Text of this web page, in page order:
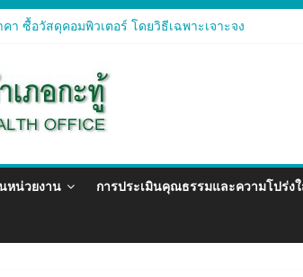
า ซื้อวัสดุคอมพิวเตอร์ โดยวิธีเฉพาะเจาะจง
อวัสดุงานบ้านงานครัว โดยวิธีเฉพาะเจาะจง
า ซื้อวัสดุสำนักงาน โดยวิธีเฉพาะเจาะจง
หน่วยงาน การประเมินคุณธรรมและความโปร่ง